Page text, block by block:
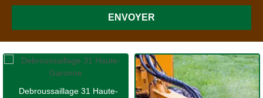
Debroussaillage 31 Haute-